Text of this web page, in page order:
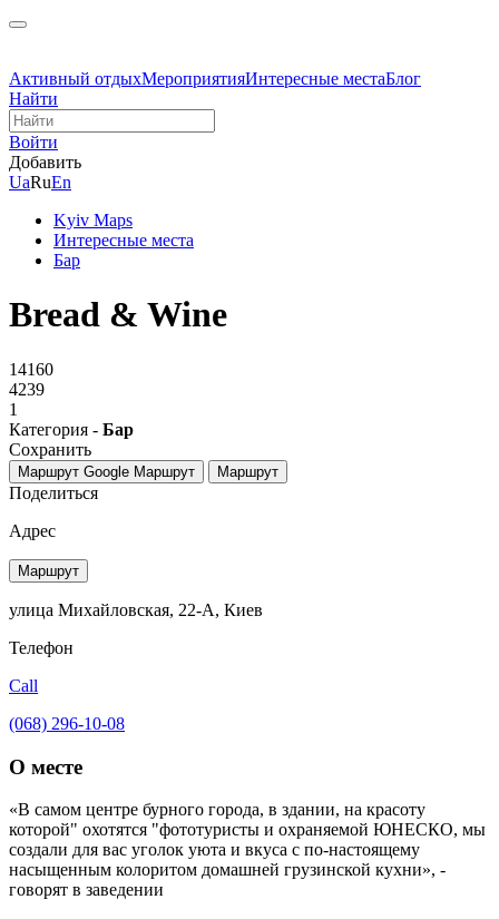
Активный отдыхМероприятияИнтересные местаБлог
Найти
Войти
Добавить
UaRuEn
Kyiv Maps
Интересные места
Бар
Bread & Wine
14160
4239
1
Категория - Бар
Сохранить
Маршрут Google Маршрут Маршрут
Поделиться
Адрес
Маршрут
улица Михайловская, 22-А, Киев
Телефон
Call
(068) 296-10-08
О месте
«В самом центре бурного города, в здании, на красоту
которой" охотятся "фототуристы и охраняемой ЮНЕСКО, мы
создали для вас уголок уюта и вкуса с по-настоящему
насыщенным колоритом домашней грузинской кухни», -
говорят в заведении